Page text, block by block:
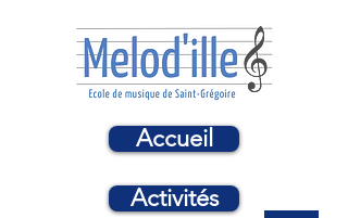
Accueil
Activités